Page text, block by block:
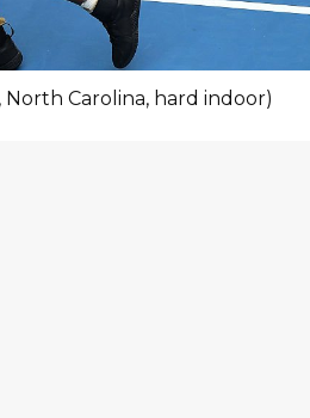
North Carolina, hard indoor)